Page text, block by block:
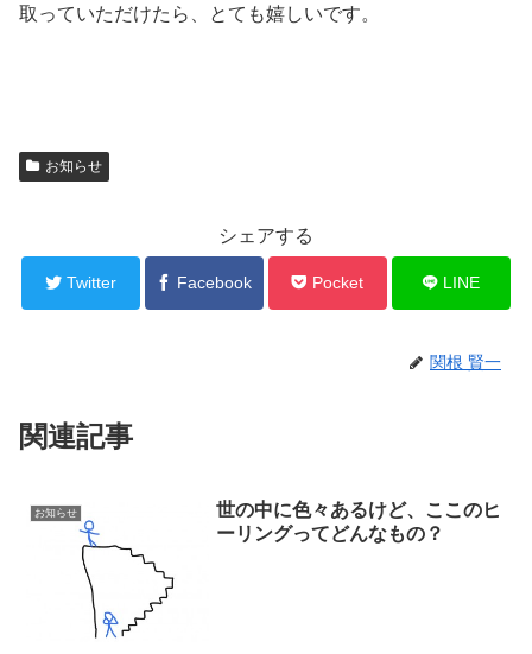
取っていただけたら、とても嬉しいです。
お知らせ
シェアする
Twitter Facebook Pocket LINE
関根 賢一
関連記事
お知らせ
世の中に色々あるけど、ここのヒ
ーリングってどんなもの？